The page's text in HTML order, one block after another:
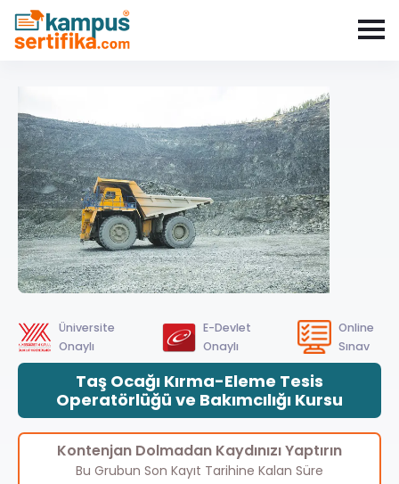
Üniversite
Onaylı
E-Devlet
Onaylı
Online
Sınav
Taş Ocağı Kırma-Eleme Tesis
Operatörlüğü ve Bakımcılığı Kursu
Kontenjan Dolmadan Kaydınızı Yaptırın
Bu Grubun Son Kayıt Tarihine Kalan Süre